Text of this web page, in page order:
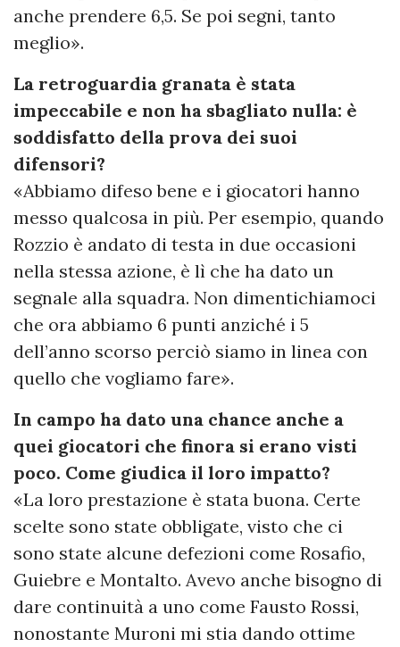
anche prendere 6,5. Se poi segni, tanto
meglio».
La retroguardia granata è stata
impeccabile e non ha sbagliato nulla: è
soddisfatto della prova dei suoi
difensori?
«Abbiamo difeso bene e i giocatori hanno
messo qualcosa in più. Per esempio, quando
Rozzio è andato di testa in due occasioni
nella stessa azione, è lì che ha dato un
segnale alla squadra. Non dimentichiamoci
che ora abbiamo 6 punti anziché i 5
dell’anno scorso perciò siamo in linea con
quello che vogliamo fare».
In campo ha dato una chance anche a
quei giocatori che finora si erano visti
poco. Come giudica il loro impatto?
«La loro prestazione è stata buona. Certe
scelte sono state obbligate, visto che ci
sono state alcune defezioni come Rosafio,
Guiebre e Montalto. Avevo anche bisogno di
dare continuità a uno come Fausto Rossi,
nonostante Muroni mi stia dando ottime